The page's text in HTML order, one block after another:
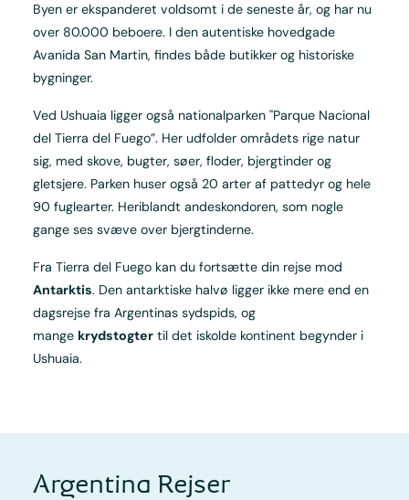
Byen er ekspanderet voldsomt i de seneste år, og har nu
over 80.000 beboere. I den autentiske hovedgade
Avanida San Martin, findes både butikker og historiske
bygninger.
Ved Ushuaia ligger også nationalparken "Parque Nacional
del Tierra del Fuego”. Her udfolder områdets rige natur
sig, med skove, bugter, søer, floder, bjergtinder og
gletsjere. Parken huser også 20 arter af pattedyr og hele
90 fuglearter. Heriblandt andeskondoren, som nogle
gange ses svæve over bjergtinderne.
Fra Tierra del Fuego kan du fortsætte din rejse mod
Antarktis. Den antarktiske halvø ligger ikke mere end en
dagsrejse fra Argentinas sydspids, og
mange krydstogtertil det iskolde kontinent begynder i
Ushuaia.
Argentina Rejser